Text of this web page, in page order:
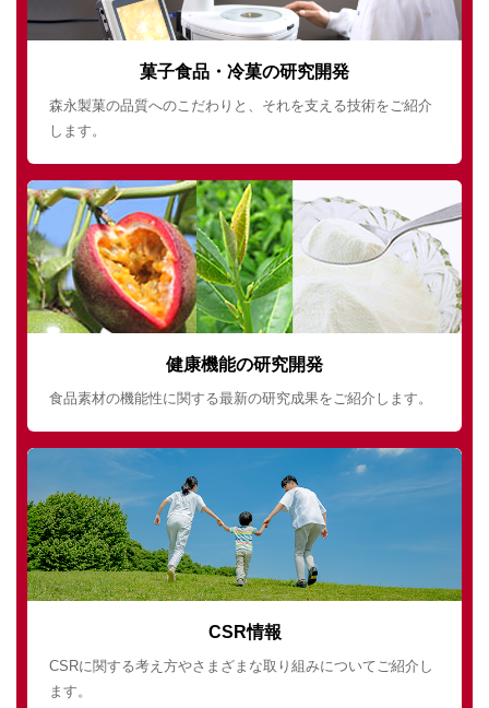
菓子食品・冷菓の研究開発
森永製菓の品質へのこだわりと、それを支える技術をご紹介
します。
健康機能の研究開発
食品素材の機能性に関する最新の研究成果をご紹介します。
CSR情報
CSRに関する考え方やさまざまな取り組みについてご紹介し
ます。